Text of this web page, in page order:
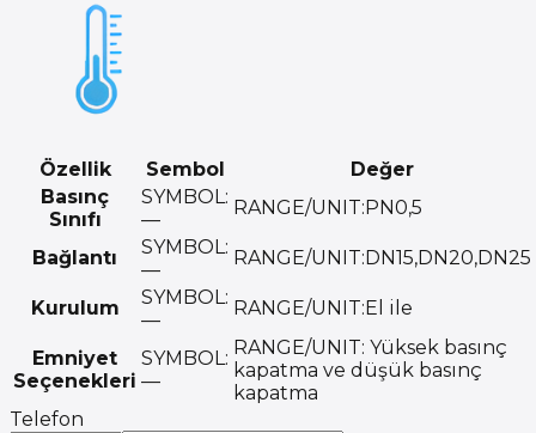
Özellik Sembol
Değer
Basınç
Sınıfı
SYMBOL:
—
RANGE/UNIT:PN0,5
Bağlantı
SYMBOL:
—
RANGE/UNIT:DN15,DN20,DN25
Kurulum
SYMBOL:
—
RANGE/UNIT:El ile
Emniyet
Seçenekleri
SYMBOL:
—
RANGE/UNIT: Yüksek basınç
kapatma ve düşük basınç
kapatma
Telefon